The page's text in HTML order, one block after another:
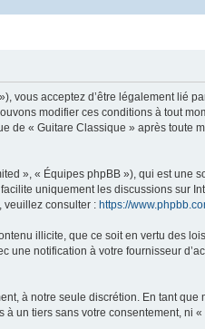
vous acceptez d’être légalement lié
modifier ces conditions à tout
de « Guitare Classique » après toute
», « Équipes phpBB »), qui est une
facilite uniquement les discussions sur
veuillez consulter : https://
illicite, que ce soit en vertu des
notification à votre fournisseur
à notre seule discrétion. En tant que
un tiers sans votre consentement, ni